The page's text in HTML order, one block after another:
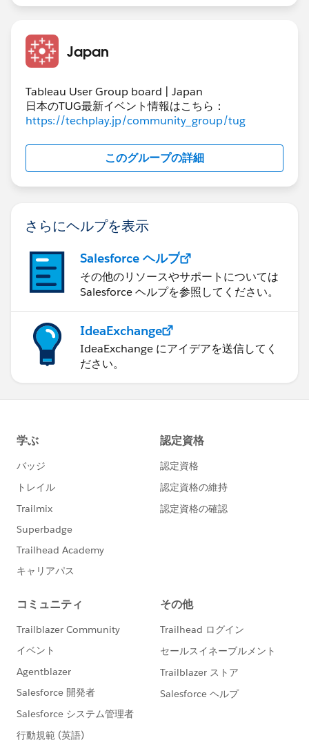
メンションとして扱うことができない
リレーションシップを利用する方法の場合
利点：事前加工が不要。柔軟な条件付けが可能。注文
欠点：データの量にもよるが、計算量が極めて多くな
る​
一体、リレーションはいいとこ取りできるが計算量に課
題が生じる可能性がある、という感じです。実際におか
れている状況・環境によってどの方法を採用するのかを
りませんが、
・ディメンションとして扱いたい→事前加工によるデ
ータ追加
・とにかくすぐ試してみたい→表計算​
ひとつの返信で全部の例を出すのが難しいので添付ファ
イルを付けています。よければ見ていただいて、取り組
み（利用する方法）の方向性が決まったり、不明な点な
Japan
Tableau User Group board | Japan
日本のTUG最新イベント情報はこちら：
https://techplay.jp/community_group/tug
このグループの詳細
さらにヘルプを表示
Salesforce ヘルプ
その他のリソースやサポートについては
Salesforce ヘルプを参照してください。
IdeaExchange
IdeaExchange にアイデアを送信してく
ださい。